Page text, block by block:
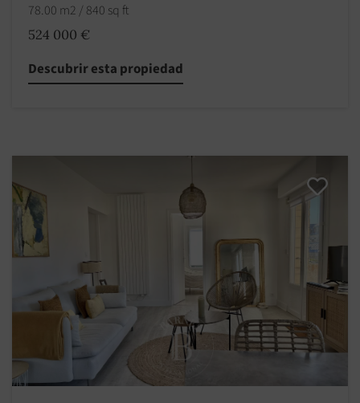
78.00 m2 / 840 sq ft
524 000 €
Descubrir esta propiedad